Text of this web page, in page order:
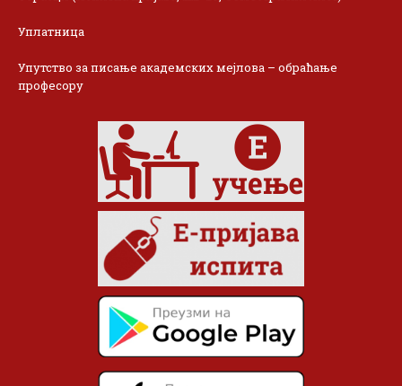
Уплатница
Упутство за писање академских мејлова – обраћање
професору